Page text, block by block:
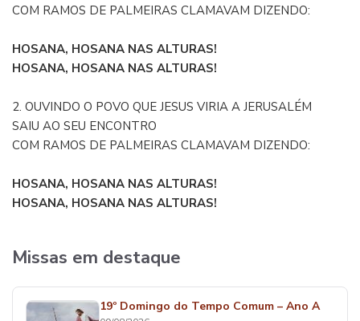
COM RAMOS DE PALMEIRAS CLAMAVAM DIZENDO:
HOSANA, HOSANA NAS ALTURAS!
HOSANA, HOSANA NAS ALTURAS!
2. OUVINDO O POVO QUE JESUS VIRIA A JERUSALÉM
SAIU AO SEU ENCONTRO
COM RAMOS DE PALMEIRAS CLAMAVAM DIZENDO:
HOSANA, HOSANA NAS ALTURAS!
HOSANA, HOSANA NAS ALTURAS!
Missas em destaque
19º Domingo do Tempo Comum – Ano A